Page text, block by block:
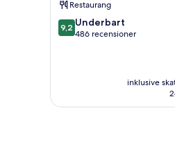
Restaurang
9.2
av
9,2 Underbart
486 recensioner
inklusive